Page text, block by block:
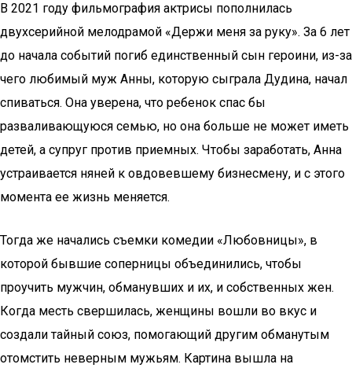
В 2021 году фильмография актрисы пополнилась
двухсерийной мелодрамой «Держи меня за руку». За 6 лет
до начала событий погиб единственный сын героини, из-за
чего любимый муж Анны, которую сыграла Дудина, начал
спиваться. Она уверена, что ребенок спас бы
разваливающуюся семью, но она больше не может иметь
детей, а супруг против приемных. Чтобы заработать, Анна
устраивается няней к овдовевшему бизнесмену, и с этого
момента ее жизнь меняется.
Тогда же начались съемки комедии «Любовницы», в
которой бывшие соперницы объединились, чтобы
проучить мужчин, обманувших и их, и собственных жен.
Когда месть свершилась, женщины вошли во вкус и
создали тайный союз, помогающий другим обманутым
отомстить неверным мужьям. Картина вышла на